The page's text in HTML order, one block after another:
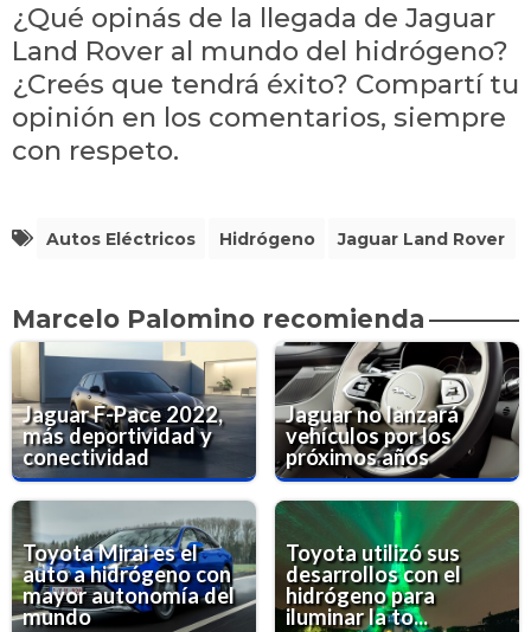
¿Qué opinás de la llegada de Jaguar
Land Rover al mundo del hidrógeno?
¿Creés que tendrá éxito? Compartí tu
opinión en los comentarios, siempre
con respeto.
Autos Eléctricos Hidrógeno Jaguar Land Rover
Marcelo Palomino recomienda
Jaguar F-Pace 2022,
más deportividad y
conectividad
Jaguar no lanzará
vehículos por los
próximos años
Toyota Mirai es el
auto a hidrógeno con
mayor autonomía del
mundo
Toyota utilizó sus
desarrollos con el
hidrógeno para
iluminar la to...